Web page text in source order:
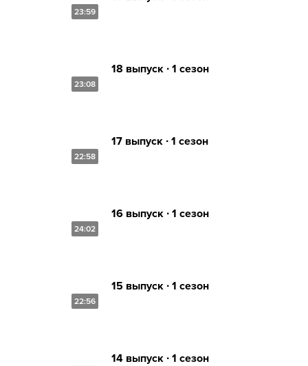
23:59
23:08
18 выпуск ∙ 1 сезон
22:58
17 выпуск ∙ 1 сезон
24:02
16 выпуск ∙ 1 сезон
22:56
15 выпуск ∙ 1 сезон
14 выпуск ∙ 1 сезон